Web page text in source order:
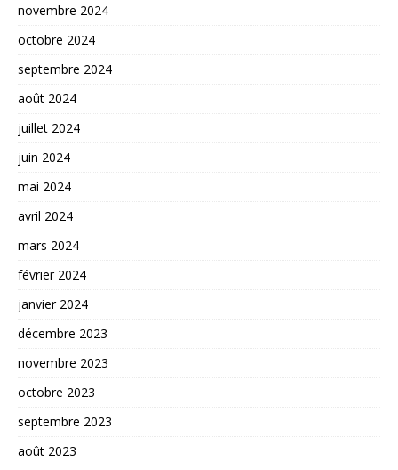
novembre 2024
octobre 2024
septembre 2024
août 2024
juillet 2024
juin 2024
mai 2024
avril 2024
mars 2024
février 2024
janvier 2024
décembre 2023
novembre 2023
octobre 2023
septembre 2023
août 2023